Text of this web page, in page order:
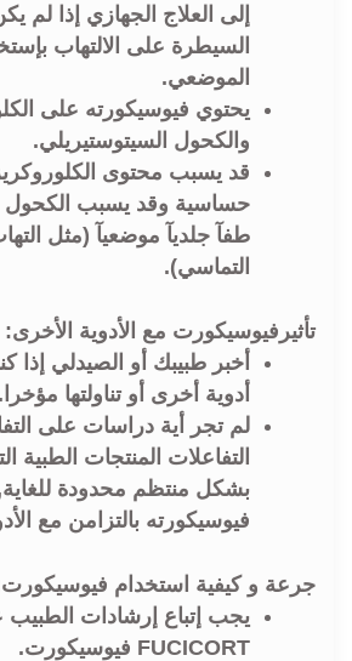
إلى العلاج الجهازي إذا لم
السيطرة على الالتهاب
الموضعي.
يحتوي فيوسيكورته على
والكحول السيتوستيريلي.
قد يسبب محتوى
حساسية وقد يسبب الكحول
طفآ جلديآ موضعيآ (مثل
التماسي).
تأثيرفيوسيكورت مع الأدوية الأخرى:
أخبر طبيبك أو الصيدلي إذا
أدوية أخرى أو تناولتها مؤخرا.
لم تجر أية دراسات على
التفاعلات المنتجات الطبية
بشكل منتظم محدودة
فيوسيكورته بالتزامن مع
جرعة و كيفية استخدام
يجب إتباع إرشادات الطبيب
FUCICORT فيوسيكورت.